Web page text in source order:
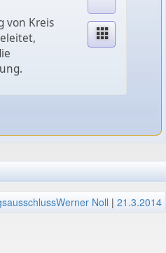
von Kreis
Werner Noll | 21.3.2014